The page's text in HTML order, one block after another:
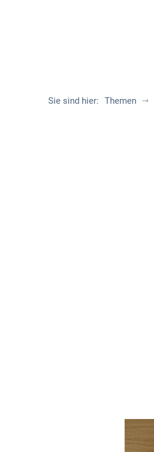
Sie sind hier: Themen